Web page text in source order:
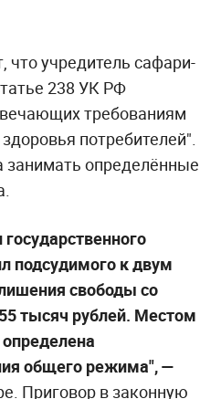
что учредитель сафари-
238 УК РФ
требованиям
потребителей".
определённые
подсудимого к двум
свободы со
тысяч рублей. Местом
общего режима", —
Приговор в законную